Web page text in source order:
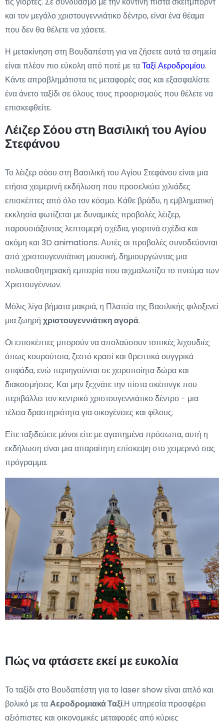
και τον μεγάλο χριστουγεννιάτικο δέντρο, είναι ένα θέαμα
που δεν θα θέλετε να χάσετε.
Η μετακίνηση στη Βουδαπέστη για να ζήσετε αυτά τα σημεία
είναι πλέον πιο εύκολη από ποτέ με ταΤαξί Αεροδρομίου.
Κάντε απροβλημάτιστα τις μεταφορές σας και εξασφαλίστε
ένα άνετο ταξίδι σε όλους τους προορισμούς που θέλετε να
επισκεφθείτε.
Λέιζερ Σόου στη Βασιλική του Αγίου
Στεφάνου
Το λέιζερ σόου στη Βασιλική του Αγίου Στεφάνου είναι μια
ετήσια χειμερινή εκδήλωση που προσελκύει χιλιάδες
επισκέπτες από όλο τον κόσμο. Κάθε βράδυ, η εμβληματική
εκκλησία φωτίζεται με δυναμικές προβολές λέιζερ,
παρουσιάζοντας λεπτομερή σχέδια, γιορτινά σχέδια και
ακόμη και 3D animations. Αυτές οι προβολές συνοδεύονται
από χριστουγεννιάτικη μουσική, δημιουργώντας μια
πολυαισθητηριακή εμπειρία που αιχμαλωτίζει το πνεύμα των
Χριστουγέννων.
Μόλις λίγα βήματα μακριά, η Πλατεία της Βασιλικής φιλοξενεί
μια ζωηρή χριστουγεννιάτικη αγορά.
Οι επισκέπτες μπορούν να απολαύσουν τοπικές λιχουδιές
όπως κουρούτσια, ζεστό κρασί και θρεπτικά ουγγρικά
στιφάδα, ενώ περιηγούνται σε χειροποίητα δώρα και
διακοσμήσεις. Και μην ξεχνάτε την πίστα σκέιτινγκ που
περιβάλλει τον κεντρικό χριστουγεννιάτικο δέντρο - μια
τέλεια δραστηριότητα για οικογένειες και φίλους.
Είτε ταξιδεύετε μόνοι είτε με αγαπημένα πρόσωπα, αυτή η
εκδήλωση είναι μια απαραίτητη επίσκεψη στο χειμερινό σας
πρόγραμμα.
Πώς να φτάσετε εκεί με ευκολία
Το ταξίδι στο Βουδαπέστη για το laser show είναι απλό και
βολικό με ταΑεροδρομιακά Ταξί.Η υπηρεσία προσφέρει
αξιόπιστες και οικονομικές μεταφορές από κύριες